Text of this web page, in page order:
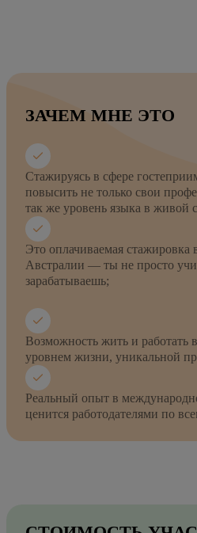
ЗАЧЕМ МНЕ ЭТО
Стажируясь в сфере
повысить не только свои
так же уровень языка в живой
Это оплачиваемая стажировка
Австралии — ты не просто
зарабатываешь;
Возможность жить и работать
уровнем жизни, уникальной
Реальный опыт в
ценится работодателями по